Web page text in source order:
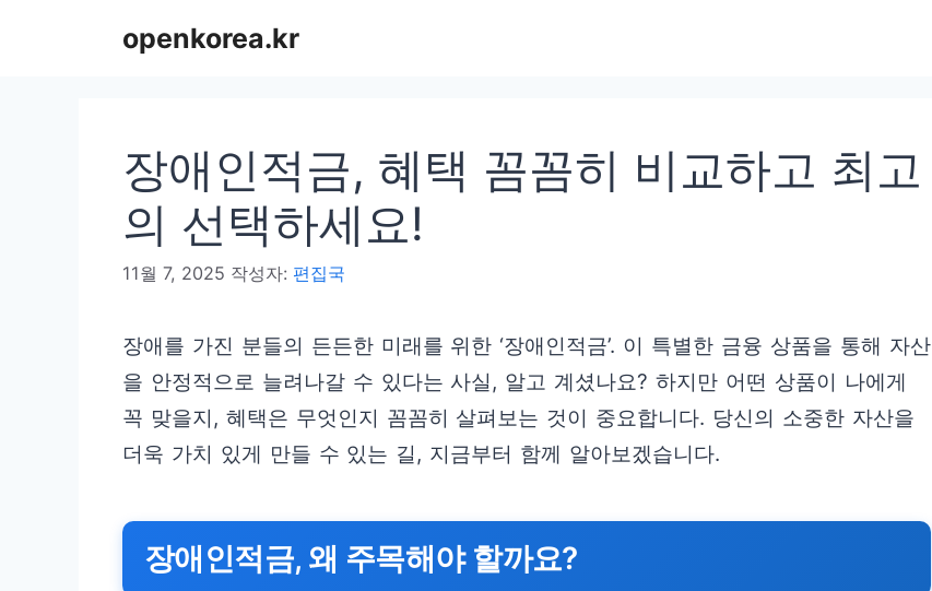
openkorea.kr
장애인적금, 혜택 꼼꼼히 비교하고 최고
의 선택하세요!
11월 7, 2025 작성자: 편집국
장애를 가진 분들의 든든한 미래를 위한 ‘장애인적금’. 이 특별한 금융 상품을 통해 자산
을 안정적으로 늘려나갈 수 있다는 사실, 알고 계셨나요? 하지만 어떤 상품이 나에게
꼭 맞을지, 혜택은 무엇인지 꼼꼼히 살펴보는 것이 중요합니다. 당신의 소중한 자산을
더욱 가치 있게 만들 수 있는 길, 지금부터 함께 알아보겠습니다.
장애인적금, 왜 주목해야 할까요?